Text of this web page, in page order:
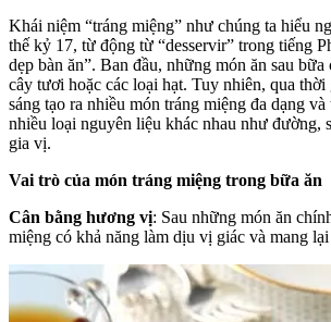
Khái niệm “tráng miệng” như chúng ta hiểu
thế kỷ 17, từ động từ “desservir” trong tiếng
dẹp bàn ăn”. Ban đầu, những món ăn sau
cây tươi hoặc các loại hạt. Tuy nhiên, qua thời
sáng tạo ra nhiều món tráng miệng đa dạng
nhiều loại nguyên liệu khác nhau như đường,
gia vị.
Vai trò của món tráng miệng trong bữa ăn
Cân bằng hương vị: Sau những món ăn
miệng có khả năng làm dịu vị giác và mang